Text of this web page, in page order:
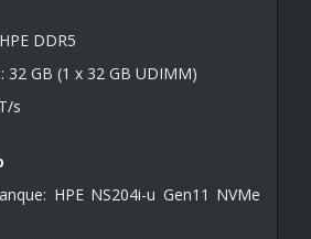
DDR5
32 GB (1 x 32 GB UDIMM)
s
HPE NS204i-u Gen11 NVMe